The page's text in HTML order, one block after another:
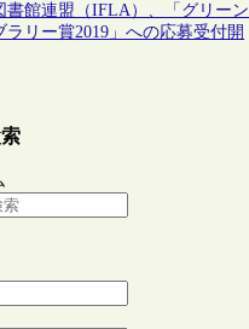
書館連盟（IFLA）、「グリーン
ラリー賞2019」への応募受付開